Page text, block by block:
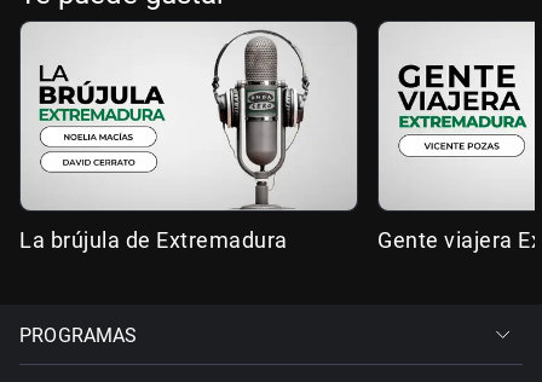
La brújula de Extremadura Gente viajera
PROGRAMAS